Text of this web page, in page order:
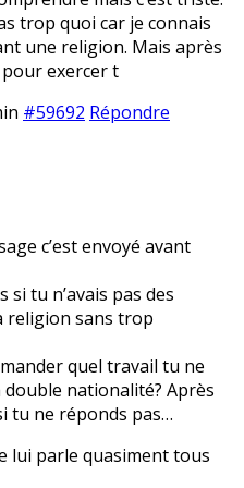
trop quoi car je connais
une religion. Mais après
pour exercer t
#59692 Répondre
c’est envoyé avant
si tu n’avais pas des
religion sans trop
quel travail tu ne
nationalité? Après
tu ne réponds pas…
lui parle quasiment tous